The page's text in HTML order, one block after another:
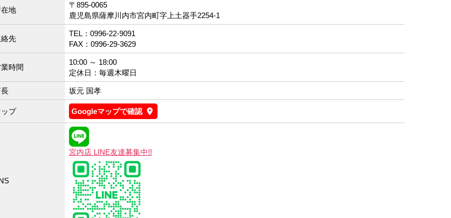
地
〒895-0065
鹿児島県薩摩川内市宮内町字上土器手2254-1
先
TEL：0996-22-9091
FAX：0996-29-3629
時間
10:00 ～ 18:00
定休日：毎週木曜日
坂元 国孝
プ Googleマップで確認
宮内店 LINE友達募集中!!